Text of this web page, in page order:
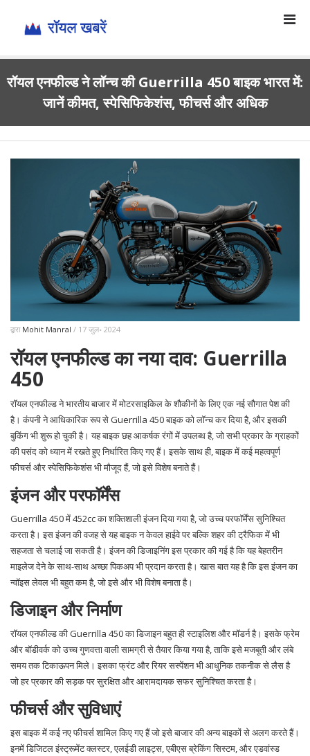
रॉयल एनफील्ड ने लॉन्च की Guerrilla 450 बाइक भारत में:
जानें कीमत, स्पेसिफिकेशंस, फीचर्स और अधिक
द्वारा Mohit Manral / 17 जुल॰ 2024
रॉयल एनफील्ड का नया दाव: Guerrilla
450
रॉयल एनफील्ड ने भारतीय बाजार में मोटरसाइकिल के शौकीनों के लिए एक नई सौगात पेश की
है। कंपनी ने आधिकारिक रूप से Guerrilla 450 बाइक को लॉन्च कर दिया है, और इसकी
बुकिंग भी शुरू हो चुकी है। यह बाइक छह आकर्षक रंगों में उपलब्ध है, जो सभी प्रकार के ग्राहकों
की पसंद को ध्यान में रखते हुए निर्धारित किए गए हैं। इसके साथ ही, बाइक में कई महत्वपूर्ण
फीचर्स और स्पेसिफिकेशंस भी मौजूद हैं, जो इसे विशेष बनाते हैं।
इंजन और परफॉर्मेंस
Guerrilla 450 में 452cc का शक्तिशाली इंजन दिया गया है, जो उच्च परफॉर्मेंस सुनिश्चित
करता है। इस इंजन की वजह से यह बाइक न केवल हाईवे पर बल्कि शहर की ट्रैफिक में भी
सहजता से चलाई जा सकती है। इंजन की डिजाइनिंग इस प्रकार की गई है कि यह बेहतरीन
माइलेज देने के साथ-साथ अच्छा पिकअप भी प्रदान करता है। खास बात यह है कि इस इंजन का
न्वॉइस लेवल भी बहुत कम है, जो इसे और भी विशेष बनाता है।
डिजाइन और निर्माण
रॉयल एनफील्ड की Guerrilla 450 का डिजाइन बहुत ही स्टाइलिश और मॉडर्न है। इसके फ्रेम
और बॉडीवर्क को उच्च गुणवत्ता वाली सामग्री से तैयार किया गया है, ताकि इसे मजबूती और लंबे
समय तक टिकाऊपन मिले। इसका फ्रंट और रियर सस्पेंशन भी आधुनिक तकनीक से लैस है
जो हर प्रकार की सड़क पर सुरक्षित और आरामदायक सफर सुनिश्चित करता है।
फीचर्स और सुविधाएं
इस बाइक में कई नए फीचर्स शामिल किए गए हैं जो इसे बाजार की अन्य बाइकों से अलग करते हैं।
इनमें डिजिटल इंस्ट्रूमेंट क्लस्टर, एलईडी लाइट्स, एबीएस ब्रेकिंग सिस्टम, और एडवांस्ड